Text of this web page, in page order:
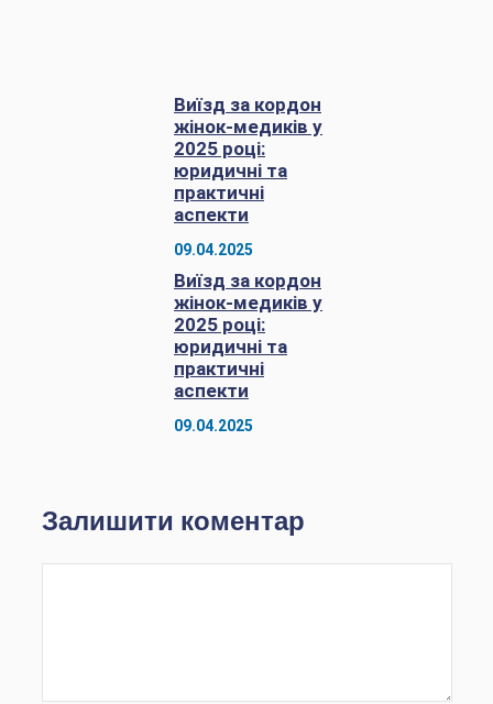
Виїзд за кордон
жінок-медиків у
2025 році:
юридичні та
практичні
аспекти
09.04.2025
Виїзд за кордон
жінок-медиків у
2025 році:
юридичні та
практичні
аспекти
09.04.2025
Залишити коментар